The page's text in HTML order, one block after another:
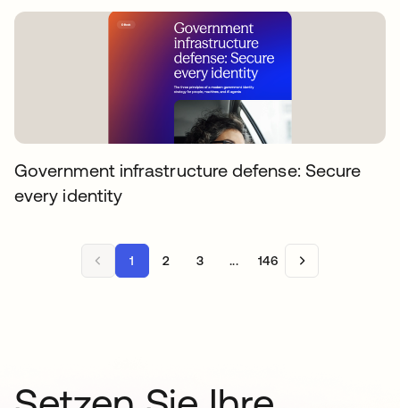
Government infrastructure defense: Secure
every identity
1 2 3 ... 146